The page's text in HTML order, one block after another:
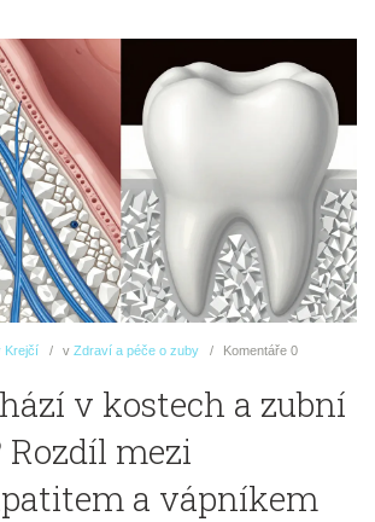
Krejčí v Zdraví a péče o zuby Komentáře 0
v kostech a zubní
mezi
a vápníkem